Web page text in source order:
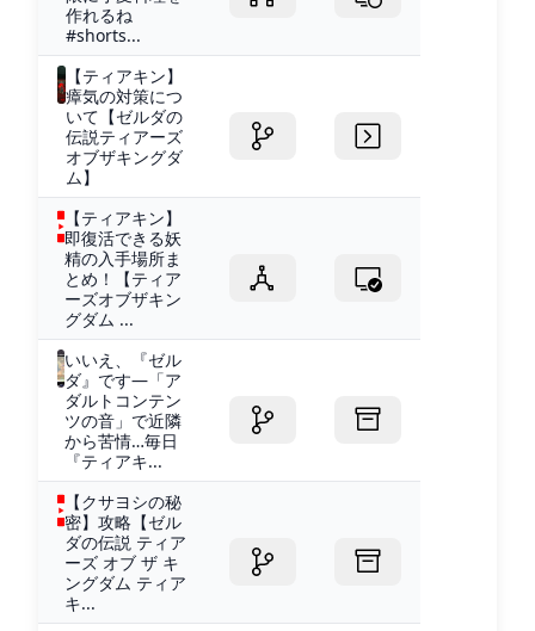
作れるね
#shorts...
【ティアキン】
瘴気の対策につ
いて【ゼルダの
伝説ティアーズ
オブザキングダ
ム】
【ティアキン】
即復活できる妖
精の入手場所ま
とめ！【ティア
ーズオブザキン
グダム ...
いいえ、『ゼル
ダ』です―「ア
ダルトコンテン
ツの音」で近隣
から苦情…毎日
『ティアキ...
【クサヨシの秘
密】攻略【ゼル
ダの伝説 ティア
ーズ オブ ザ キ
ングダム ティア
キ...